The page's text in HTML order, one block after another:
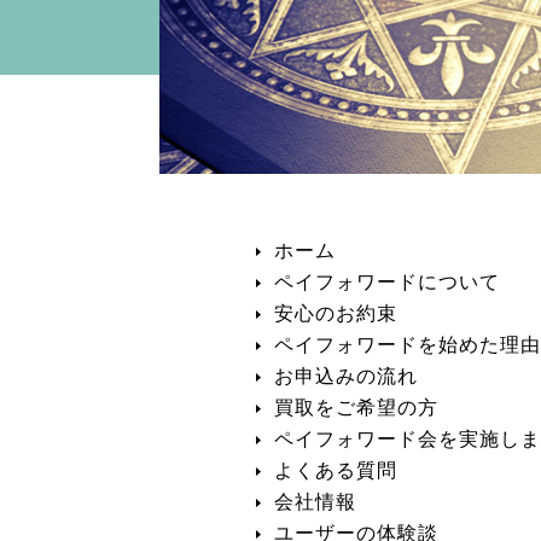
ホーム
ペイフォワードについて
安心のお約束
ペイフォワードを始めた理由
お申込みの流れ
買取をご希望の方
ペイフォワード会を実施し
よくある質問
会社情報
ユーザーの体験談